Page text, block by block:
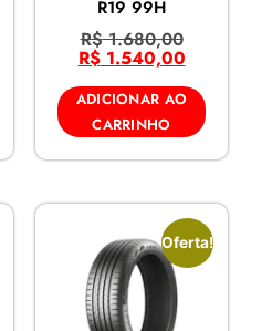
R19 99H
R$1.680,00
R$1.540,00
ADICIONAR AO
CARRINHO
Oferta!